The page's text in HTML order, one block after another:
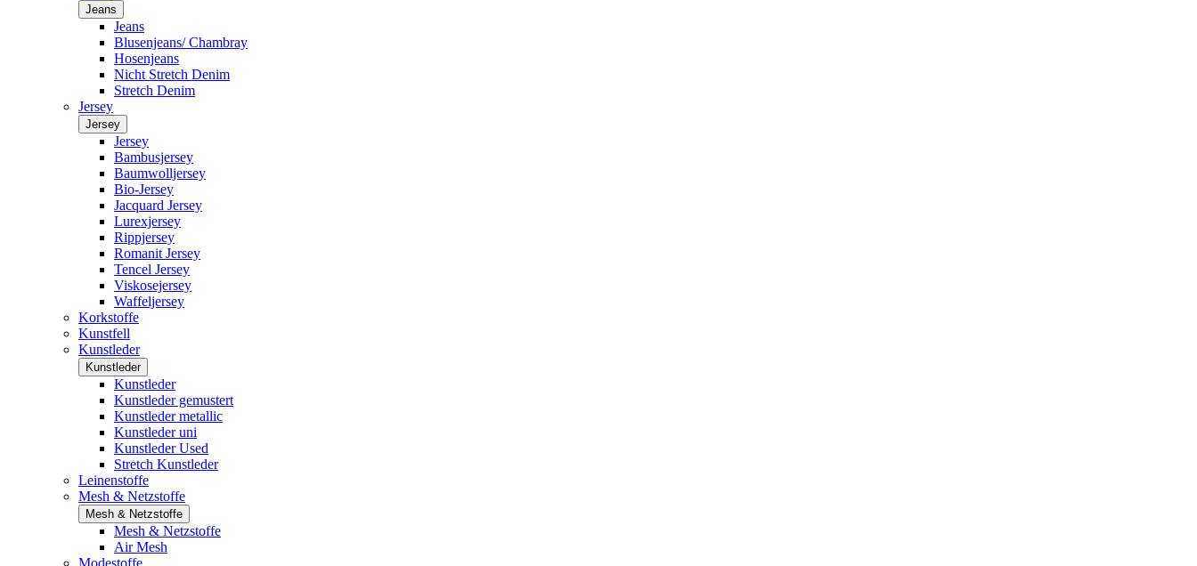
Jeans
Jeans
Blusenjeans/ Chambray
Hosenjeans
Nicht Stretch Denim
Stretch Denim
Jersey
Jersey
Jersey
Bambusjersey
Baumwolljersey
Bio-Jersey
Jacquard Jersey
Lurexjersey
Rippjersey
Romanit Jersey
Tencel Jersey
Viskosejersey
Waffeljersey
Korkstoffe
Kunstfell
Kunstleder
Kunstleder
Kunstleder
Kunstleder gemustert
Kunstleder metallic
Kunstleder uni
Kunstleder Used
Stretch Kunstleder
Leinenstoffe
Mesh & Netzstoffe
Mesh & Netzstoffe
Mesh & Netzstoffe
Air Mesh
Modestoffe